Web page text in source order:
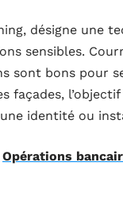
désigne
sensibles.
sont bons pour
façades,
identité ou
Opérations